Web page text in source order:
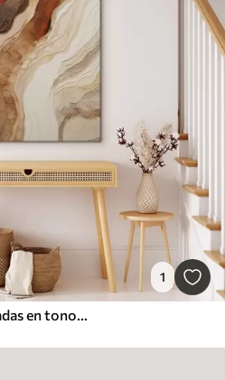
1
Texturas abstractas onduladas en tonos tierra, como el terracota, el beige y el marrón